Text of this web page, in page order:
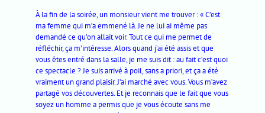
À la fin de la soirée, un monsieur vient me trouver : « C’est
ma femme qui m’a emmené là. Je ne lui ai même pas
demandé ce qu’on allait voir. Tout ce qui me permet de
réfléchir, ça m’intéresse. Alors quand j’ai été assis et que
vous êtes entré dans la salle, je me suis dit : au fait c’est quoi
ce spectacle ? Je suis arrivé à poil, sans a priori, et ça a été
vraiment un grand plaisir. J’ai marché avec vous. Vous m’avez
partagé vos découvertes. Et je reconnais que le fait que vous
soyez un homme a permis que je vous écoute sans me